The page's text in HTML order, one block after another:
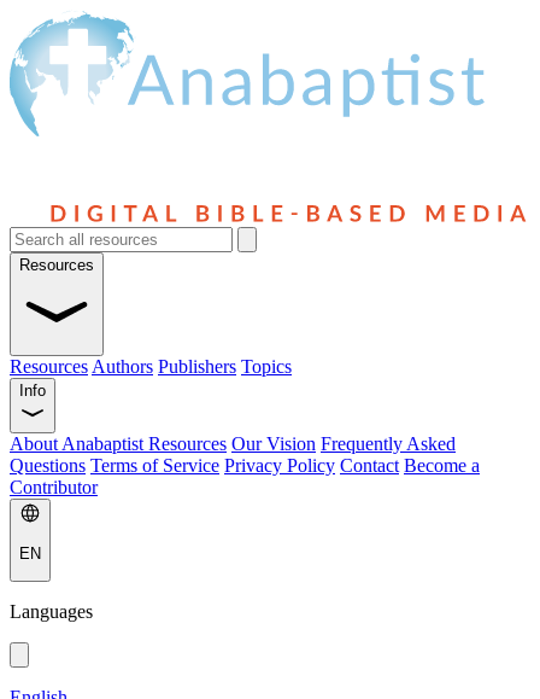
Resources
Resources Authors Publishers Topics
Info
About Anabaptist Resources Our Vision Frequently Asked
Questions Terms of Service Privacy Policy Contact Become a
Contributor
EN
Languages